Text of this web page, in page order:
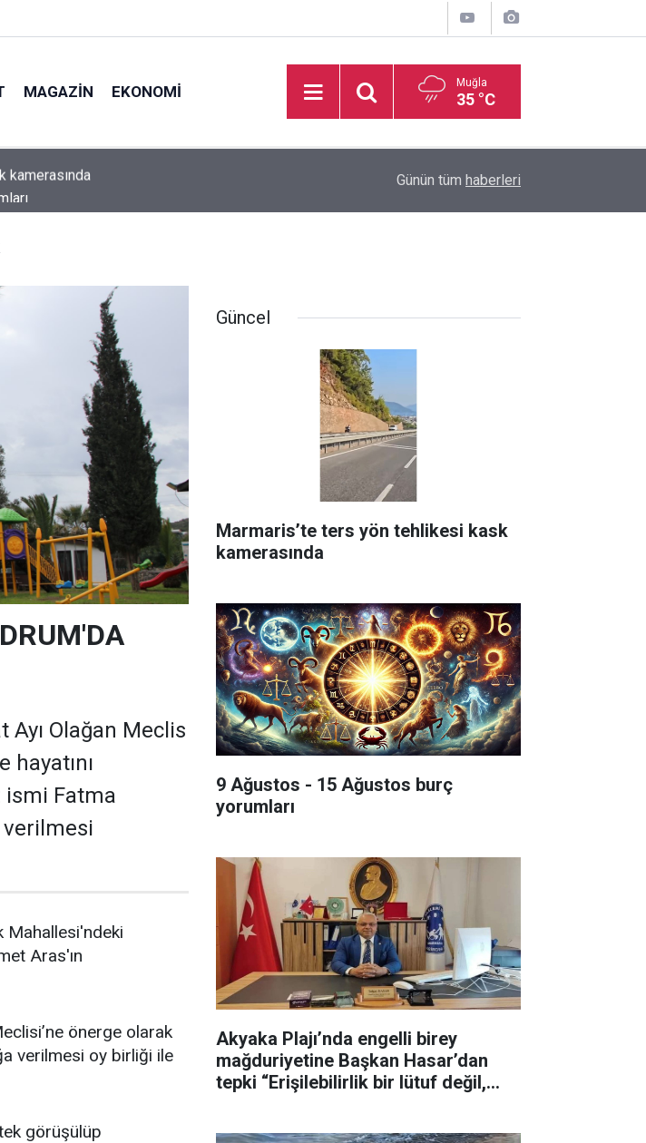
MAGAZIN EKONOMI Muğla
35 °C
“Erişilebilirlik bir lütuf değil, haktır”
Günün tüm haberleri
Ayı Olağan Meclis
hayatını
ismi Fatma
verilmesi
Mahallesi'ndeki
Aras'ın
önerge olarak
verilmesi oy birliği ile
görüşülüp
Güncel
Marmaris’te ters yön tehlikesi kask
kamerasında
9 Ağustos - 15 Ağustos burç
yorumları
Akyaka Plajı’nda engelli birey
mağduriyetine Başkan Hasar’dan
tepki “Erişilebilirlik bir lütuf değil,